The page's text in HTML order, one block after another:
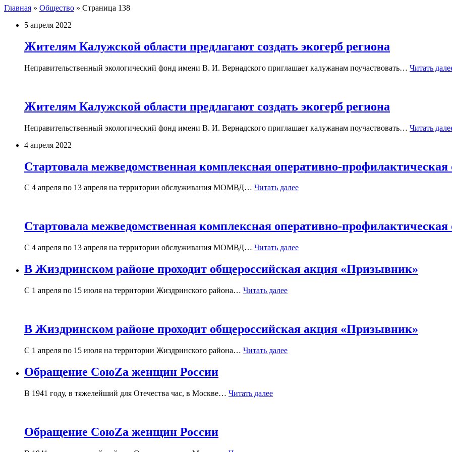
Главная » Общество » Страница 138
5 апреля 2022
Жителям Калужской области предлагают создать экогерб региона
Неправительственный экологический фонд имени В. И. Вернадского приглашает калужанам поучаствовать… Читать
Жителям Калужской области предлагают создать экогерб региона
Неправительственный экологический фонд имени В. И. Вернадского приглашает калужанам поучаствовать… Читать
4 апреля 2022
Стартовала межведомственная комплексная оперативно-
С 4 апреля по 13 апреля на территории обслуживания МОМВД… Читать далее
Стартовала межведомственная комплексная оперативно-
С 4 апреля по 13 апреля на территории обслуживания МОМВД… Читать далее
В Жиздринском районе проходит общероссийская акция «Призывник»
С 1 апреля по 15 июля на территории Жиздринского района… Читать далее
В Жиздринском районе проходит общероссийская акция «Призывник»
С 1 апреля по 15 июля на территории Жиздринского района… Читать далее
Обращение СоюZа женщин России
В 1941 году, в тяжелейший для Отечества час, в Москве… Читать далее
Обращение СоюZа женщин России